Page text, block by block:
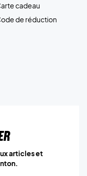
cadeau
de réduction
articles et